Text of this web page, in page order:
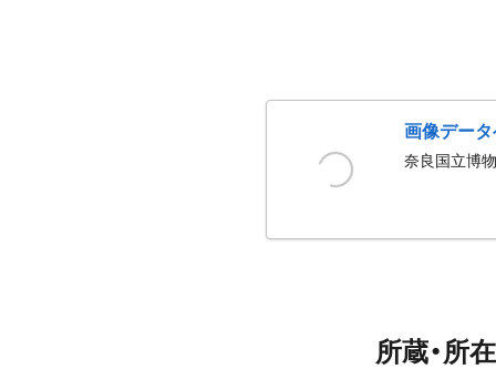
画像デー
奈良国立博
所蔵・所在